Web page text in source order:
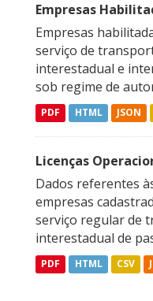
Empresas
Empresas
serviço de
interestadual e
sob regime de
PDF HTML JSON
Licenças
Dados referentes
empresas
serviço regular de
interestadual de
PDF HTML CSV